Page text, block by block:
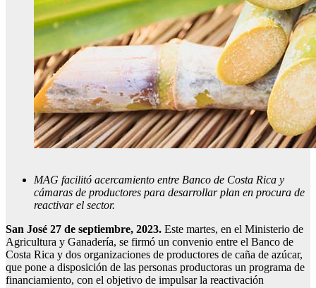
MAG facilitó acercamiento entre Banco de Costa Rica y
cámaras de productores para desarrollar plan en procura de
reactivar el sector.
San José 27 de septiembre, 2023. Este martes, en el Ministerio de
Agricultura y Ganadería, se firmó un convenio entre el Banco de
Costa Rica y dos organizaciones de productores de caña de azúcar,
que pone a disposición de las personas productoras un programa de
financiamiento, con el objetivo de impulsar la reactivación